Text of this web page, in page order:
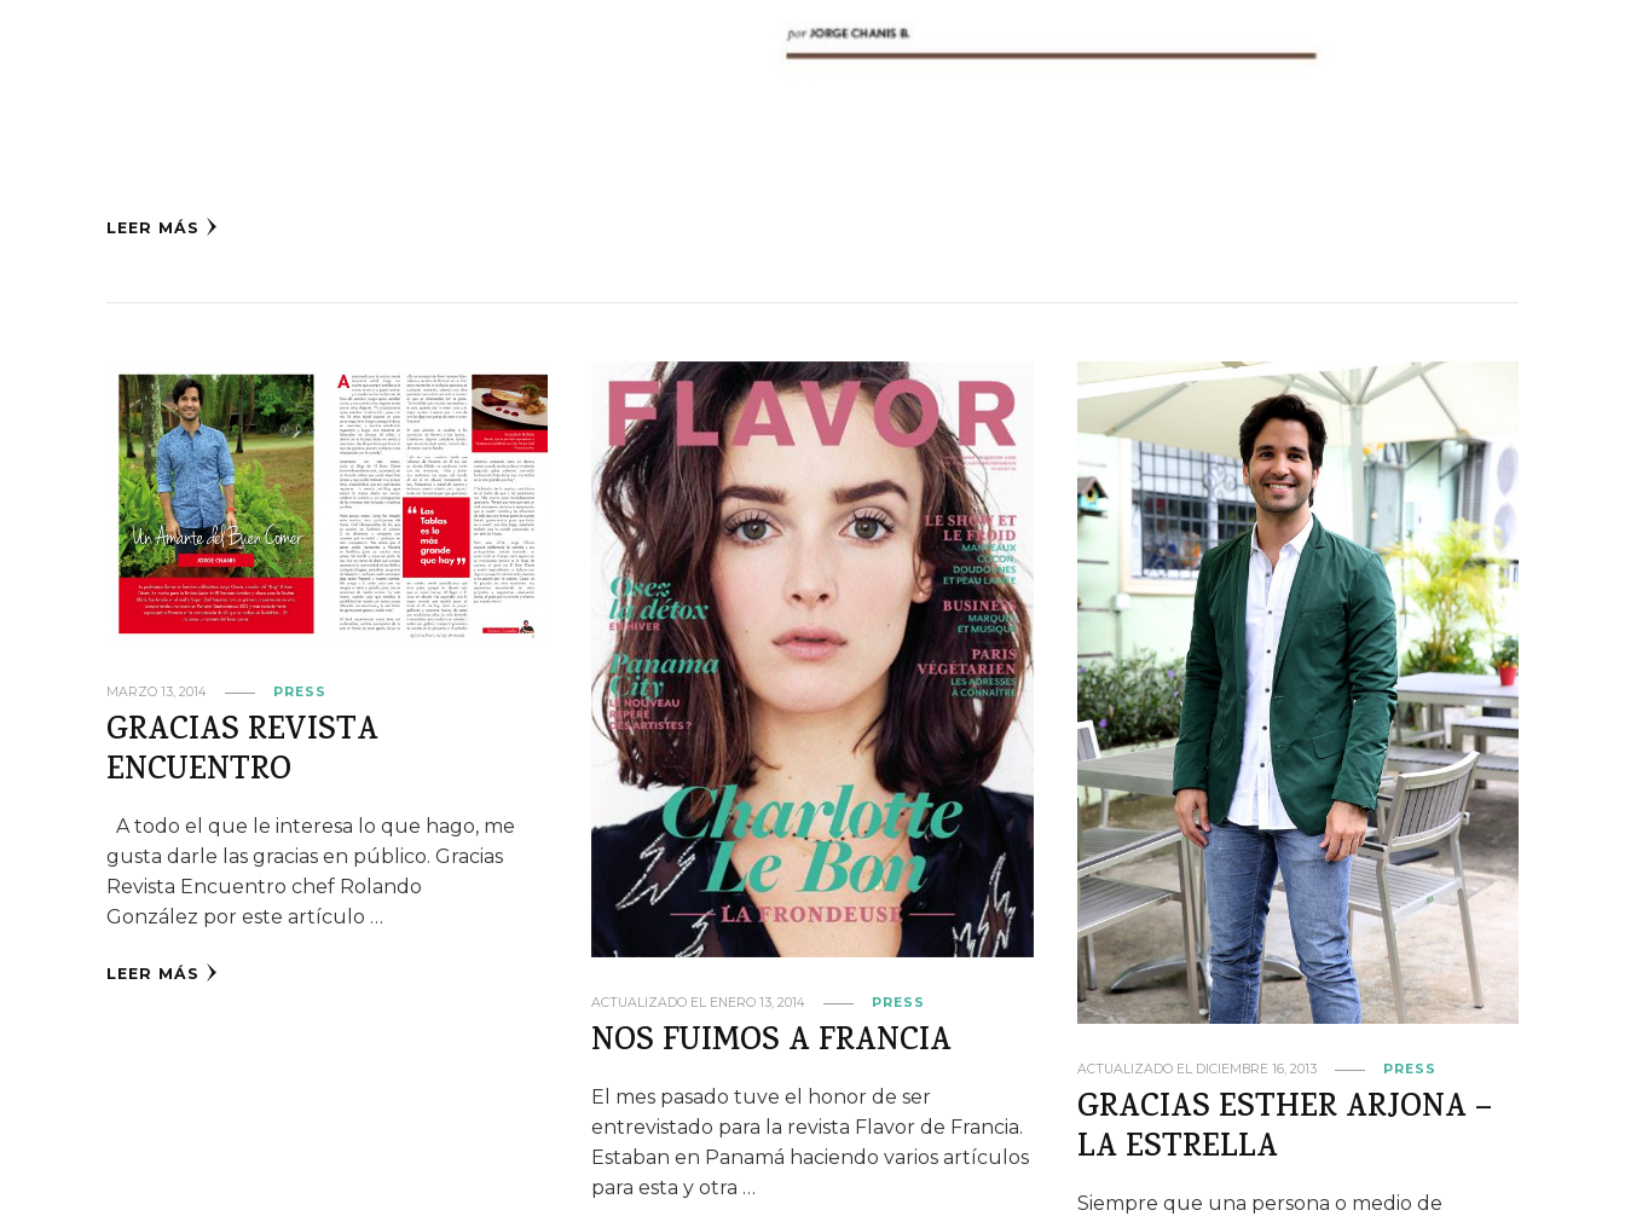
LEER MÁS
MARZO 13, 2014 PRESS
GRACIAS REVISTA
ENCUENTRO
A todo el que le interesa lo que hago, me
gusta darle las gracias en público. Gracias
Revista Encuentro chef Rolando
González por este artículo …
LEER MÁS
ACTUALIZADO EL ENERO 13, 2014 PRESS
NOS FUIMOS A FRANCIA
El mes pasado tuve el honor de ser
entrevistado para la revista Flavor de Francia.
Estaban en Panamá haciendo varios artículos
para esta y otra …
ACTUALIZADO EL DICIEMBRE 16, 2013 PRESS
GRACIAS ESTHER ARJONA –
LA ESTRELLA
Siempre que una persona o medio de